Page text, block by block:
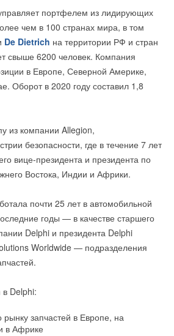
портфелем из лидирующих
чем в 100 странах мира, в том
De Dietrich на территории РФ и стран
свыше 6200 человек. Компания
в Европе, Северной Америке,
Оборот в 2020 году составил 1,8
из компании Allegion,
безопасности, где в течение 7 лет
вице-президента и президента по
Востока, Индии и Африки.
почти 25 лет в автомобильной
годы — в качестве старшего
Delphi и президента Delphi
Worldwide — подразделения
Delphi:
запчастей в Европе, на
в Африке
комплекс
строительство которого началось в
в 2019 году, не имеет аналогов не
мире. На площади около 100 га
для автогонок различного класса
а также центр контраварийной
и ресторан «Фаворит». Комплекс
разнообразием и конфигурацией
зрительских зон.
кольцевой трассы вмещает до 5
— немецкий архитектор Герман
близости к автодрому
по производству систем накопления
2025
мощностью 40 ГВт-ч в год в Шанхае
2024
2024
2024
решить проблему с
И обещает себестоимость $100
на промышленные масштабы — то и
предложение — намного более
технология прямого
рынке.
воздуха дорого стоят в основном
много энергии: на вентиляторы,
Поэтому основатель High Hopes
диоксид углерода не в
-80 °C. Не придется ничего
расходы энергии минимальные.
в природе, например, в
10-15 км над уровнем моря.